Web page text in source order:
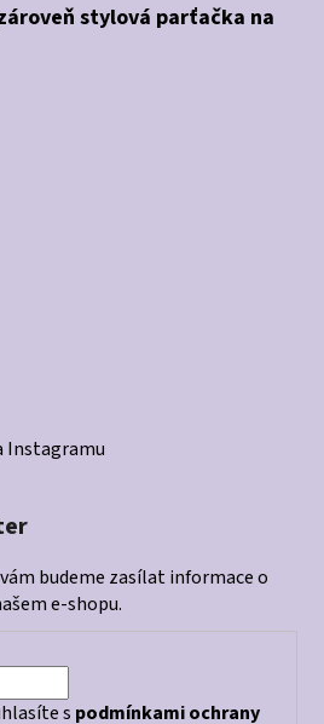
stylová parťačka na
Instagramu
budeme zasílat informace o
e-shopu.
s podmínkami ochrany